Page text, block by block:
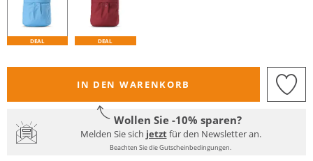
DEAL DEAL
IN DEN WARENKORB
Wollen Sie -10% sparen?
Melden Sie sich jetztfür den Newsletter an.
Beachten Sie die Gutscheinbedingungen.